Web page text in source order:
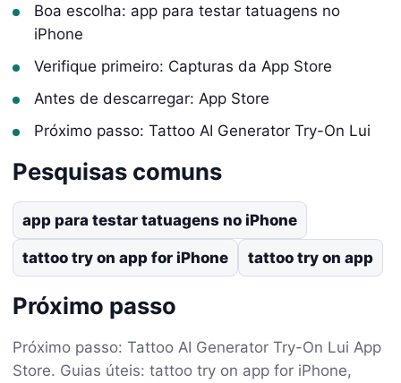
Boa escolha: app para testar tatuagens no
iPhone
Verifique primeiro: Capturas da App Store
Antes de descarregar: App Store
Próximo passo: Tattoo AI Generator Try-On Lui
Pesquisas comuns
app para testar tatuagens no iPhone
tattoo try on app for iPhone tattoo try on app
Próximo passo
Próximo passo: Tattoo AI Generator Try-On Lui App
Store. Guias úteis: tattoo try on app for iPhone,